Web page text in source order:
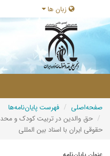
زبان ها
صفحه‌اصلی
فهرست پایان‌نامه‌ها
حق والدین در تربیت کودک و
حقوقی ایران با اسناد بین المللی